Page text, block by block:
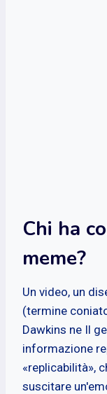
Chi ha
meme?
Un video, un
(termine
Dawkins ne Il
informazione
«replicabilità»,
suscitare